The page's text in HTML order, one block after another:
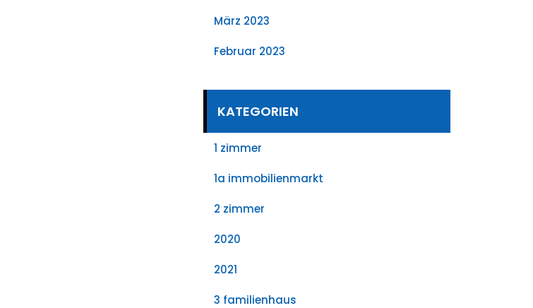
März 2023
Februar 2023
KATEGORIEN
1 zimmer
1a immobilienmarkt
2 zimmer
2020
2021
3 familienhaus